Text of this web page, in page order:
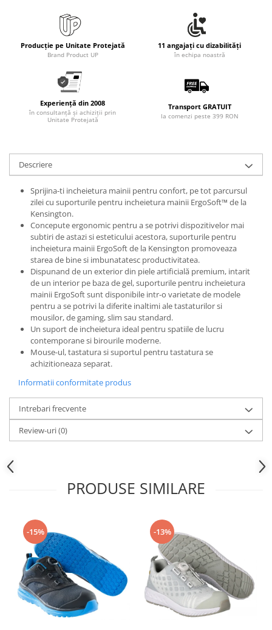
Producție pe Unitate Protejată
Brand Product UP
11 angajați cu dizabilități
în echipa noastră
Experiență din 2008
în consultanță și achiziții prin
Unitate Protejată
Transport GRATUIT
la comenzi peste 399 RON
Descriere
Sprijina-ti incheietura mainii pentru confort, pe tot parcursul
zilei cu suporturile pentru incheietura mainii ErgoSoft™ de la
Kensington.
Concepute ergonomic pentru a se potrivi dispozitivelor mai
subtiri de astazi si esteticului acestora, suporturile pentru
incheietura mainii ErgoSoft de la Kensington promoveaza
starea de bine si imbunatatesc productivitatea.
Dispunand de un exterior din piele artificială premium, intarit
de un interior pe baza de gel, suporturile pentru incheietura
mainii ErgoSoft sunt disponibile intr-o varietate de modele
pentru a se potrivi la diferite inaltimi ale tastaturilor si
mousilor, de gaming, slim sau standard.
Un suport de incheietura ideal pentru spatiile de lucru
contemporane si birourile moderne.
Mouse-ul, tastatura si suportul pentru tastatura se
achizitioneaza separat.
Informatii conformitate produs
Intrebari frecvente
Review-uri(0)
PRODUSE SIMILARE
-15% -13%